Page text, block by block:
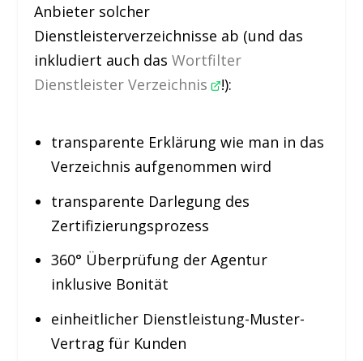
Anbieter solcher
Dienstleisterverzeichnisse ab (und das
inkludiert auch dasWortfilter
Dienstleister Verzeichnis !):
transparente Erklärung wie man in das
Verzeichnis aufgenommen wird
transparente Darlegung des
Zertifizierungsprozess
360° Überprüfung der Agentur
inklusive Bonität
einheitlicher Dienstleistung-Muster-
Vertrag für Kunden